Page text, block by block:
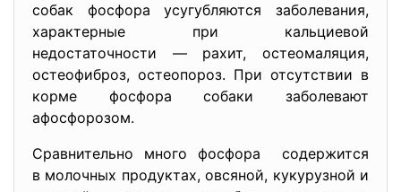
собак фосфора усугубляются заболевания,
характерные при кальциевой
недостаточности — рахит, остеомаляция,
остеофиброз, остеопороз. При отсутствии в
корме фосфора собаки заболевают
афосфорозом.
Сравнительно много фосфора содержится
в молочных продуктах, овсяной, кукурузной и